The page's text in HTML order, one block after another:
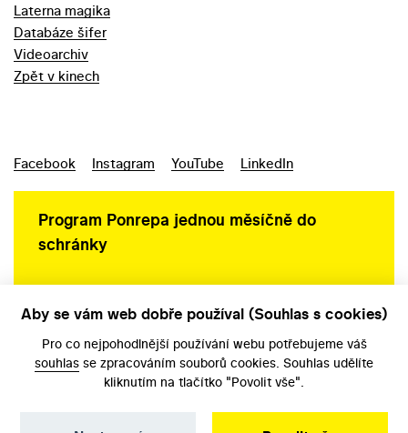
Laterna magika
Databáze šifer
Videoarchiv
Zpět v kinech
Facebook Instagram YouTube LinkedIn
Program Ponrepa jednou měsíčně do
schránky
Aby se vám web dobře používal (Souhlas s cookies)
Pro co nejpohodlnější používání webu potřebujeme váš
souhlas se zpracováním souborů cookies. Souhlas udělíte
kliknutím na tlačítko "Povolit vše".